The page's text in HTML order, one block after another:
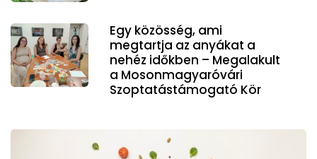
Egy közösség, ami
megtartja az anyákat a
nehéz időkben – Megalakult
a Mosonmagyaróvári
Szoptatástámogató Kör